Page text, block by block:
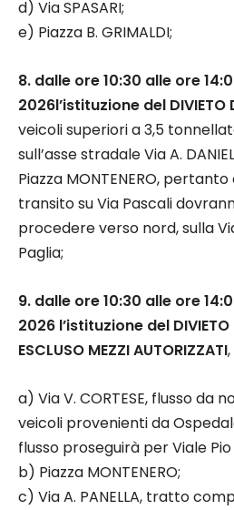
d) Via SPASARI;
e) Piazza B. GRIMALDI;
8. dalle ore 10:30 alle ore
2026l’istituzione del DIVIETO
veicoli superiori a 3,5
sull’asse stradale Via A.
Piazza MONTENERO,
transito su Via Pascali
procedere verso nord, sulla
Paglia;
9. dalle ore 10:30 alle ore
2026 l’istituzione del DIVIETO
ESCLUSO MEZZI AUTORIZZATI
a) Via V. CORTESE, flusso da
veicoli provenienti da
flusso proseguirà per Viale
b) Piazza MONTENERO;
c) Via A. PANELLA, tratto